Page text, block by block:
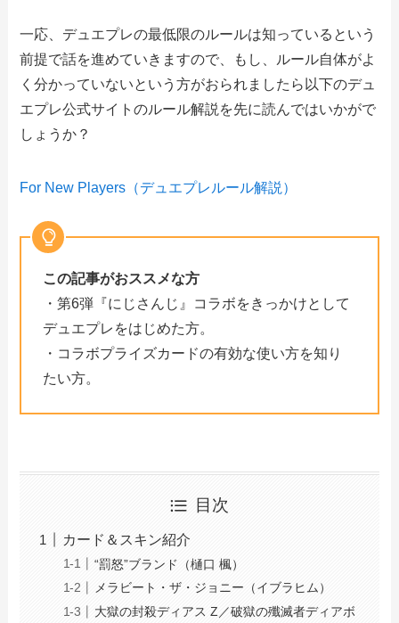
一応、デュエプレの最低限のルールは知っているという
前提で話を進めていきますので、もし、ルール自体がよ
く分かっていないという方がおられましたら以下のデュ
エプレ公式サイトのルール解説を先に読んではいかがで
しょうか？
For New Players（デュエプレルール解説）
この記事がおススメな方
・第6弾『にじさんじ』コラボをきっかけとして
デュエプレをはじめた方。
・コラボプライズカードの有効な使い方を知り
たい方。
目次
カード＆スキン紹介
“罰怒”ブランド（樋口 楓）
メラビート・ザ・ジョニー（イブラヒム）
大獄の封殺ディアス Z／破獄の殲滅者ディアボ